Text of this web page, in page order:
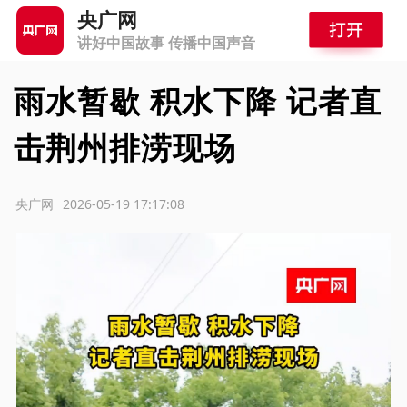
央广网
讲好中国故事 传播中国声音
雨水暂歇 积水下降 记者直
击荆州排涝现场
2026-05-19 17:17:08
央广网